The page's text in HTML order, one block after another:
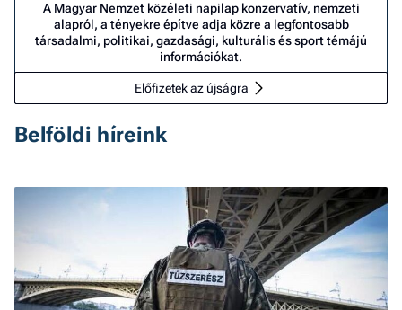
A Magyar Nemzet közéleti napilap konzervatív, nemzeti
alapról, a tényekre építve adja közre a legfontosabb
társadalmi, politikai, gazdasági, kulturális és sport témájú
információkat.
Előfizetek az újságra
Belföldi híreink